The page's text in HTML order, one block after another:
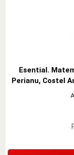
Esential.
Perianu, Costel